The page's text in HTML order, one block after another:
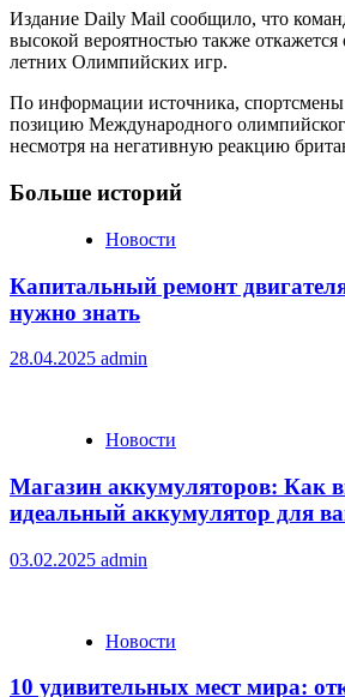
Издание Daily Mail сообщило, что
высокой вероятностью также откажется
летних Олимпийских игр.
По информации источника,
позицию Международного
несмотря на негативную реакцию
Больше историй
Новости
Капитальный ремонт
нужно знать
28.04.2025 admin
Новости
Магазин аккумуляторов: Как
идеальный аккумулятор для
03.02.2025 admin
Новости
10 удивительных мест мира: